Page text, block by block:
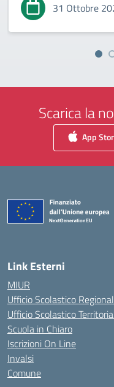
31 Ottobre
Scarica la
App
Link Esterni
MIUR
Ufficio Scolastico
Ufficio Scolastico
Scuola in Chiaro
Iscrizioni On Line
Invalsi
Comune